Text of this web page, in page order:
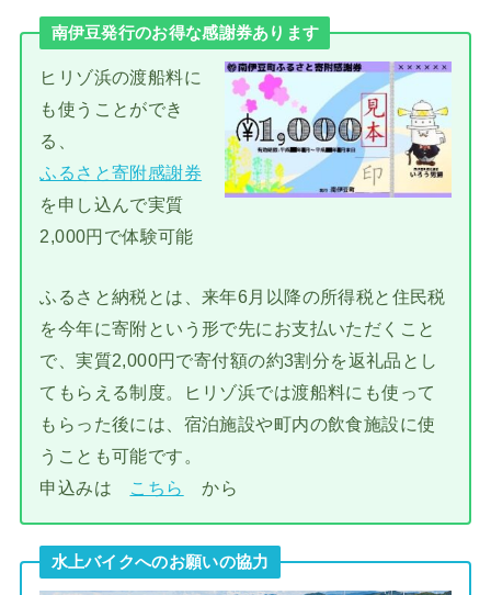
南伊豆発行のお得な感謝券あります
ヒリゾ浜の渡船料に
も使うことができ
る、
ふるさと寄附感謝券
を申し込んで実質
2,000円で体験可能
ふるさと納税とは、来年6月以降の所得税と住民税
を今年に寄附という形で先にお支払いただくこと
で、実質2,000円で寄付額の約3割分を返礼品とし
てもらえる制度。ヒリゾ浜では渡船料にも使って
もらった後には、宿泊施設や町内の飲食施設に使
うことも可能です。
申込みは こちら から
水上バイクへのお願いの協力